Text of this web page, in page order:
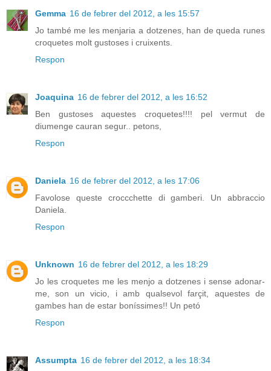
Gemma 16 de febrer del 2012, a les 15:57
Jo també me les menjaria a dotzenes, han de queda runes
croquetes molt gustoses i cruixents.
Respon
Joaquina 16 de febrer del 2012, a les 16:52
Ben gustoses aquestes croquetes!!!! pel vermut de
diumenge cauran segur.. petons,
Respon
Daniela 16 de febrer del 2012, a les 17:06
Favolose queste croccchette di gamberi. Un abbraccio
Daniela.
Respon
Unknown 16 de febrer del 2012, a les 18:29
Jo les croquetes me les menjo a dotzenes i sense adonar-
me, son un vicio, i amb qualsevol farçit, aquestes de
gambes han de estar boníssimes!! Un petó
Respon
Assumpta 16 de febrer del 2012, a les 18:34